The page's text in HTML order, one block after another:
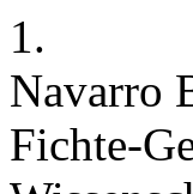
1.
Navarro
Fichte-